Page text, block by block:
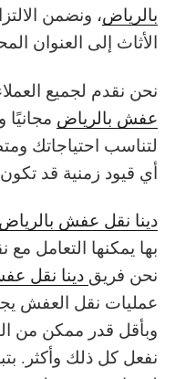
بالرياض، ونضمن
الأثاث إلى العنوان
نحن نقدم لجميع
عفش بالرياض
لتناسب احتياجاتك
أي قيود زمنية قد
دينا نقل عفش بالرياض
بها يمكنها التعامل
نحن فريق دينا نقل
عمليات نقل العفش
وبأقل قدر ممكن من
نفعل كل ذلك وأكثر.